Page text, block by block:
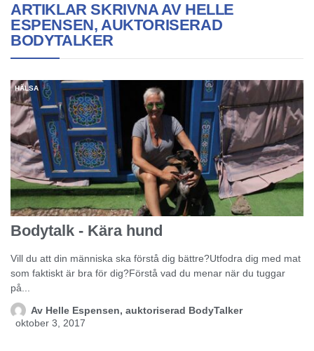
ARTIKLAR SKRIVNA AV HELLE
ESPENSEN, AUKTORISERAD
BODYTALKER
HÄLSA
Bodytalk - Kära hund
Vill du att din människa ska förstå dig bättre?Utfodra dig med mat
som faktiskt är bra för dig?Förstå vad du menar när du tuggar
på...
Av Helle Espensen, auktoriserad BodyTalker
oktober 3, 2017